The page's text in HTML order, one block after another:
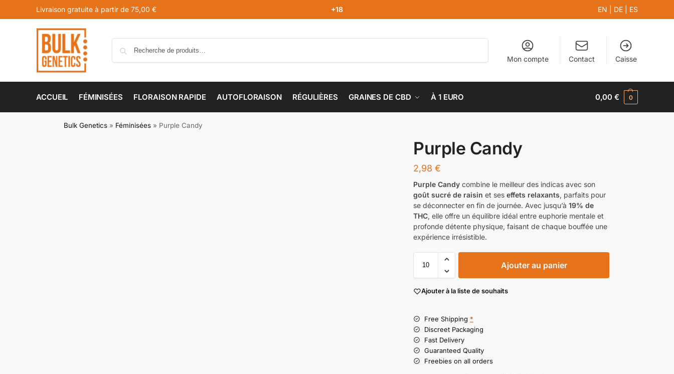
Livraison gratuite à partir de 75,00 € +18 EN DE ES
Mon compte Contact Caisse
ACCUEIL FÉMINISÉES FLORAISON RAPIDE AUTOFLORAISON RÉGULIÈRES GRAINES DE CBD À 1 EURO 0,00€ 0
Bulk Genetics » Féminisées » Purple Candy
Purple Candy
2,98€
Purple Candy combine le meilleur des indicas avec son
goût sucré de raisin et seseffets relaxants, parfaits pour
se déconnecter en fin de journée. Avec jusqu’à19% de
THC, elle offre un équilibre idéal entre euphorie mentale et
profonde détente physique, faisant de chaque bouffée une
expérience irrésistible.
Ajouter au panier
Ajouter à la liste de souhaits
Free Shipping *
Discreet Packaging
Fast Delivery
Guaranteed Quality
Freebies on all orders